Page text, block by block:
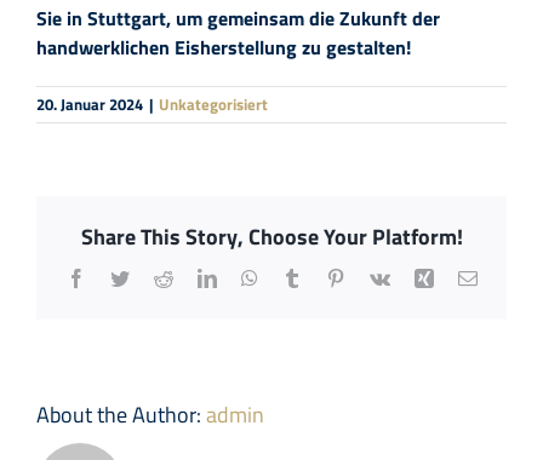
Sie in Stuttgart, um gemeinsam die Zukunft der
handwerklichen Eisherstellung zu gestalten!
20. Januar 2024 | Unkategorisiert
Share This Story, Choose Your Platform!
Facebook
TwitterRedditLinkedInWhatsApp
TumblrPinterest
Vk Xing Email
About the Author:admin